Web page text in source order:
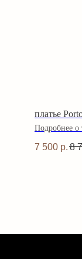
платье
Подробнее о
7 500 р. 8